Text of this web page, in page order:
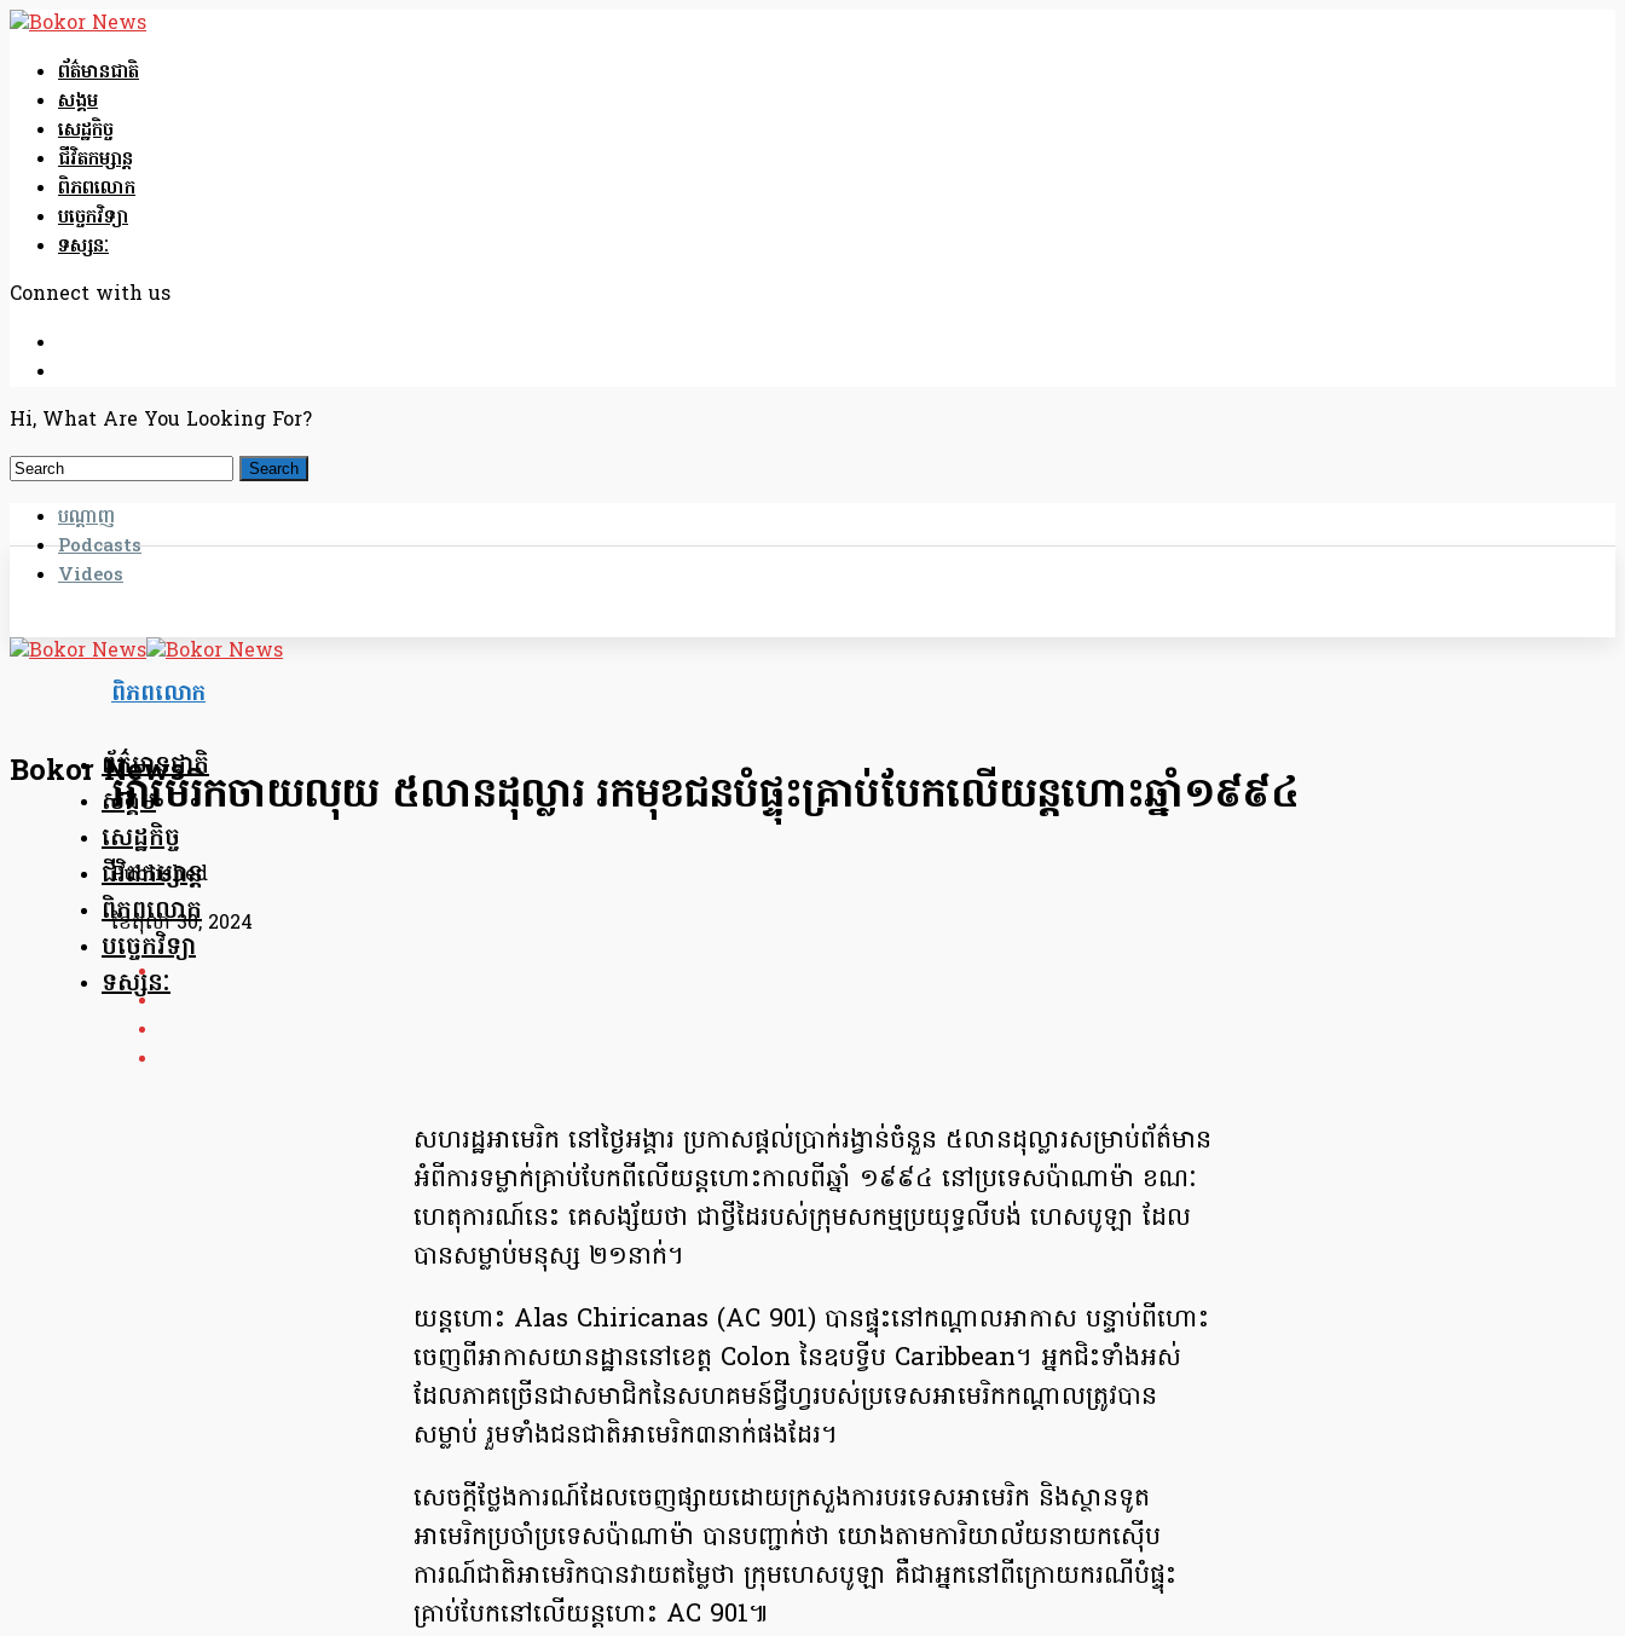
ព័ត៌មានជាតិ
សង្គម
សេដ្ឋកិច្ច
ជីវិតកម្សាន្ត
ពិភពលោក
បច្ចេកវិទ្យា
ទស្សនៈ
Connect with us
Hi, What Are You Looking For?
បណ្តាញ
Podcasts
Videos
Bokor News
ព័ត៌មានជាតិ
សង្គម
សេដ្ឋកិច្ច
ជីវិតកម្សាន្ត
ពិភពលោក
បច្ចេកវិទ្យា
ទស្សនៈ
ពិភពលោក
អាមេរិកចាយលុយ ៥លានដុល្លារ រកមុខជនបំផ្ទុះគ្រាប់បែកលើយន្តហោះឆ្នាំ១៩៩៤
Published
ខែ​តុលា 30, 2024
សហរដ្ឋអាមេរិក នៅថ្ងៃអង្គារ ប្រកាសផ្តល់ប្រាក់រង្វាន់ចំនួន ៥លានដុល្លារសម្រាប់ព័ត៌មាន
អំពីការទម្លាក់គ្រាប់បែកពីលើយន្តហោះកាលពីឆ្នាំ ១៩៩៤ នៅប្រទេសប៉ាណាម៉ា ខណៈ
ហេតុការណ៍នេះ គេសង្ស័យថា ជាថ្វីដៃរបស់ក្រុមសកម្មប្រយុទ្ធលីបង់ ហេសបូឡា ដែល
បានសម្លាប់មនុស្ស ២១នាក់។
យន្តហោះ Alas Chiricanas (AC 901) បានផ្ទុះនៅកណ្តាលអាកាស បន្ទាប់ពីហោះ
ចេញពីអាកាសយានដ្ឋាននៅខេត្ត Colon នៃឧបទ្វីប Caribbean។ អ្នកជិះទាំងអស់
ដែលភាគច្រើនជាសមាជិកនៃសហគមន៍ជ្វីហ្វរបស់ប្រទេសអាមេរិកកណ្តាលត្រូវបាន
សម្លាប់ រួមទាំងជនជាតិអាមេរិក៣នាក់ផងដែរ។
សេចក្តីថ្លែងការណ៍ដែលចេញផ្សាយដោយក្រសួងការបរទេសអាមេរិក និងស្ថានទូត
អាមេរិកប្រចាំប្រទេសប៉ាណាម៉ា បានបញ្ជាក់ថា យោងតាមការិយាល័យនាយកស៊ើប
ការណ៍ជាតិអាមេរិកបានវាយតម្លៃថា ក្រុមហេសបូឡា គឺជាអ្នកនៅពីក្រោយករណីបំផ្ទុះ
គ្រាប់បែកនៅលើយន្តហោះ AC 901៕